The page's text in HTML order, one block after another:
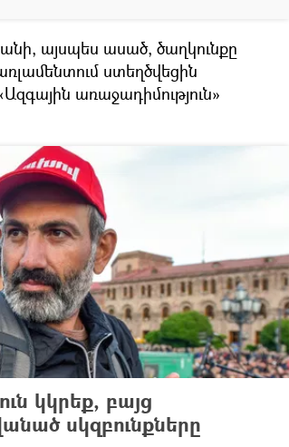
այսպես ասած, ծաղկունքը
ստեղծվեցին
առաջադիմություն»
կկրեք, բայց
սկզբունքները